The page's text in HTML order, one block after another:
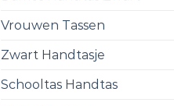
Vrouwen Tassen
Zwart Handtasje
Schooltas Handtas